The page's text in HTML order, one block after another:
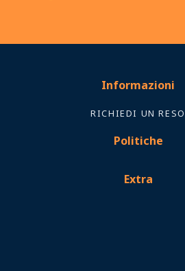
Informazioni
RICHIEDI UN RESO
Politiche
Extra